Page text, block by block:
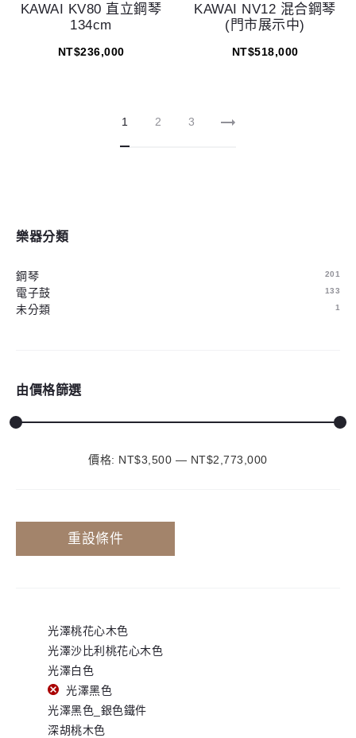
KAWAI KV80 直立鋼琴
134cm
NT$236,000
KAWAI NV12 混合鋼琴
(門市展示中)
NT$518,000
1 2 3
樂器分類
鋼琴 201
電子鼓 133
未分類 1
由價格篩選
最
最
價格: NT$3,500 — NT$2,773,000
重設條件
光澤桃花心木色
光澤沙比利桃花心木色
光澤白色
光澤黑色
光澤黑色_銀色鐵件
深胡桃木色